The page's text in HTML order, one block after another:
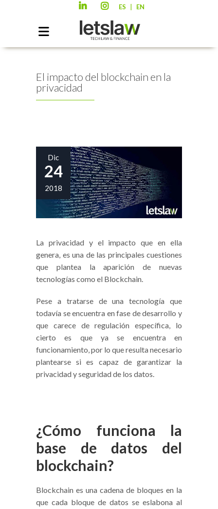
ES EN
El impacto del blockchain en la
privacidad
Dic
24
2018
La privacidad y el impacto que en ella
genera, es una de las principales cuestiones
que plantea la aparición de nuevas
tecnologías como el Blockchain.
Pese a tratarse de una tecnología que
todavía se encuentra en fase de desarrollo y
que carece de regulación específica, lo
cierto es que ya se encuentra en
funcionamiento, por lo que resulta necesario
plantearse si es capaz de garantizar la
privacidad y seguridad de los datos.
¿Cómo funciona la
base de datos del
blockchain?
Blockchain es una cadena de bloques en la
que cada bloque de datos se eslabona al